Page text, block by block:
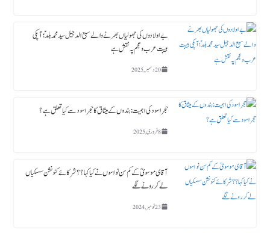
بے اولادوں کی جھولیاں بھرنے والے سبع الدجیل سید محمد بلدؑ ؛ آپکی
ہیبت عرب و عجم پہ نقش ہے
20 دسمبر, 2025
حجر اسود کی اہمیت : بندوں کے میثاق کا حجر اسود سے کیا تعلق ہے؟
8 فروری, 2025
آقای موسویؒ کے کم سن نواسوں نے کیا کہا ؟؟ شرکائے کنونشن سسکیاں
لے کر رونے لگے
23 نومبر, 2024